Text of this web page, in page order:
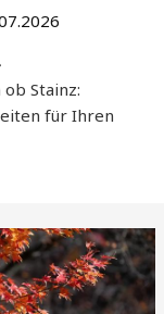
Stainz:
für Ihren